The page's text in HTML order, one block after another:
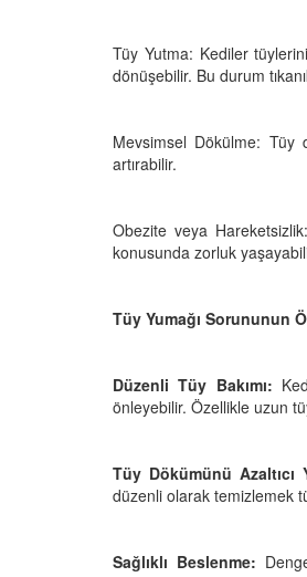
Tüy Yutma: Kediler
dönüşebilir. Bu durum
Mevsimsel Dökülme:
artırabilir.
Obezite veya
konusunda zorluk
Tüy Yumağı Sorununun
Düzenli Tüy Bakımı:
önleyebilir. Özellikle uzun
Tüy Dökümünü
düzenli olarak temizlemek
Sağlıklı Beslenme:
Genetik Sırrı:
Yasalara